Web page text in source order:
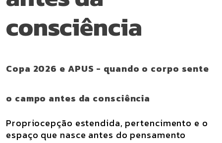
consciência
Copa 2026 e APUS - quando o corpo sente
o campo antes da consciência
Propriocepção estendida, pertencimento e o
espaço que nasce antes do pensamento